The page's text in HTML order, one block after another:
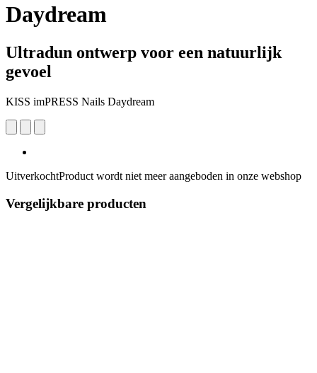
Daydream
Ultradun ontwerp voor een natuurlijk
gevoel
KISS imPRESS Nails Daydream
UitverkochtProduct wordt niet meer aangeboden in onze webshop
Vergelijkbare producten